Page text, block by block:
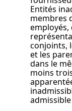
Entités
membres
conjoints,
et les
dans le
moins